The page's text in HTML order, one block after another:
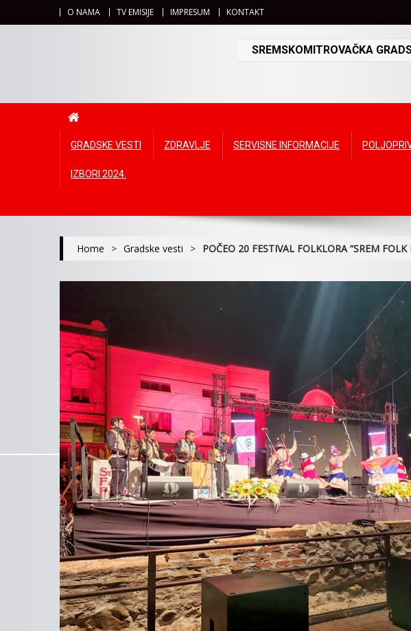
O NAMA TV EMISIJE IMPRESUM KONTAKT
SREMSKOMITROVAČKA
GRADSKE VESTI ZDRAVLJE SERVISNE INFORMACIJE
IZBORI 2024.
Home > Gradske vesti > POČEO 20 FESTIVAL FOLKLORA “SREM FOLK